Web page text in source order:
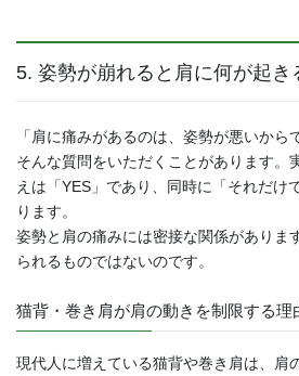
5. 姿勢が崩れると肩に何が起き
「肩に痛みがあるのは、姿勢が悪いから
そんな質問をいただくことがあります。
えは「YES」であり、同時に「それだけ
ります。
姿勢と肩の痛みには密接な関係がありま
られるものではないのです。
猫背・巻き肩が肩の動きを制限する理
現代人に増えている猫背や巻き肩は、肩